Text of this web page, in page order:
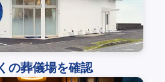
の葬儀場を確認